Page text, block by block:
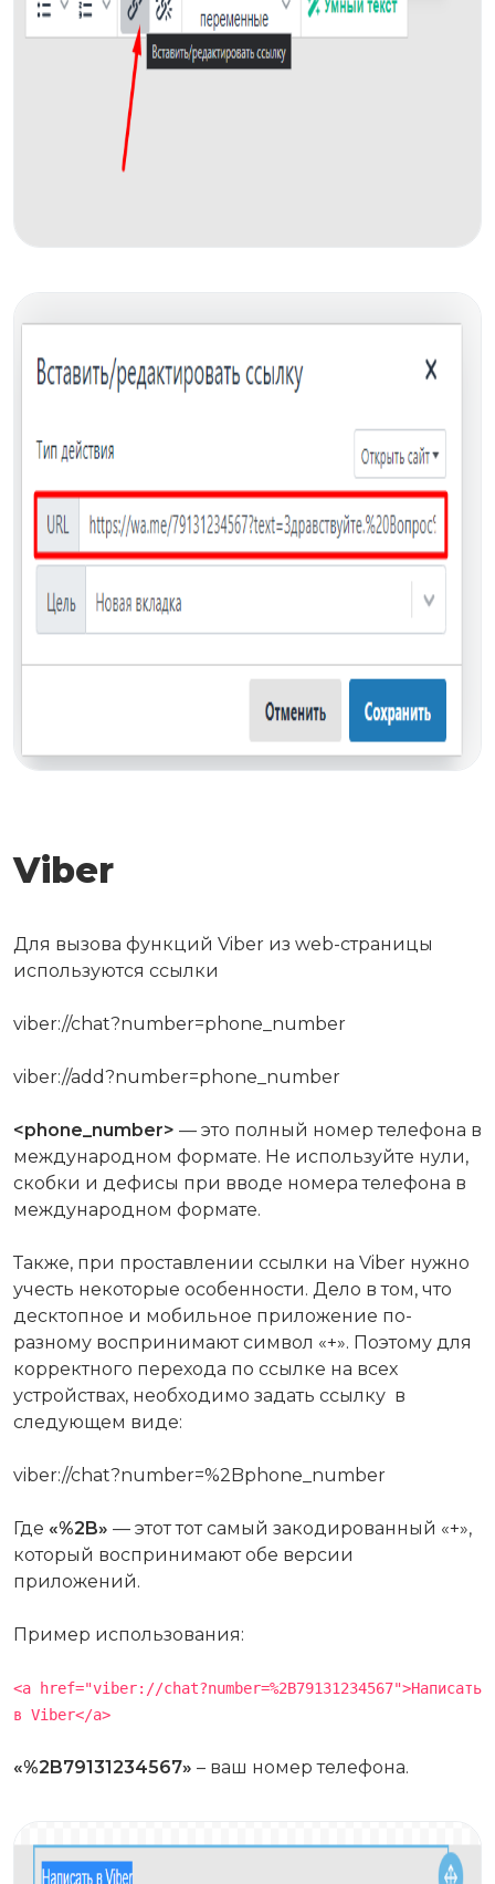
Viber
Для вызова функций Viber из web-страницы
используются ссылки
viber://chat?number=phone_number
viber://add?number=phone_number
<phone_number> — это полный номер телефона в
международном формате. Не используйте нули,
скобки и дефисы при вводе номера телефона в
международном формате.
Также, при проставлении ссылки на Viber нужно
учесть некоторые особенности. Дело в том, что
десктопное и мобильное приложение по-
разному воспринимают символ «+». Поэтому для
корректного перехода по ссылке на всех
устройствах, необходимо задать ссылку в
следующем виде:
viber://chat?number=%2Bphone_number
Где «%2B» — этот тот самый закодированный «+»,
который воспринимают обе версии
приложений.
Пример использования:
<a href="viber://chat?number=%2B79131234567">Написать
в Viber</a>
«%2B79131234567» – ваш номер телефона.